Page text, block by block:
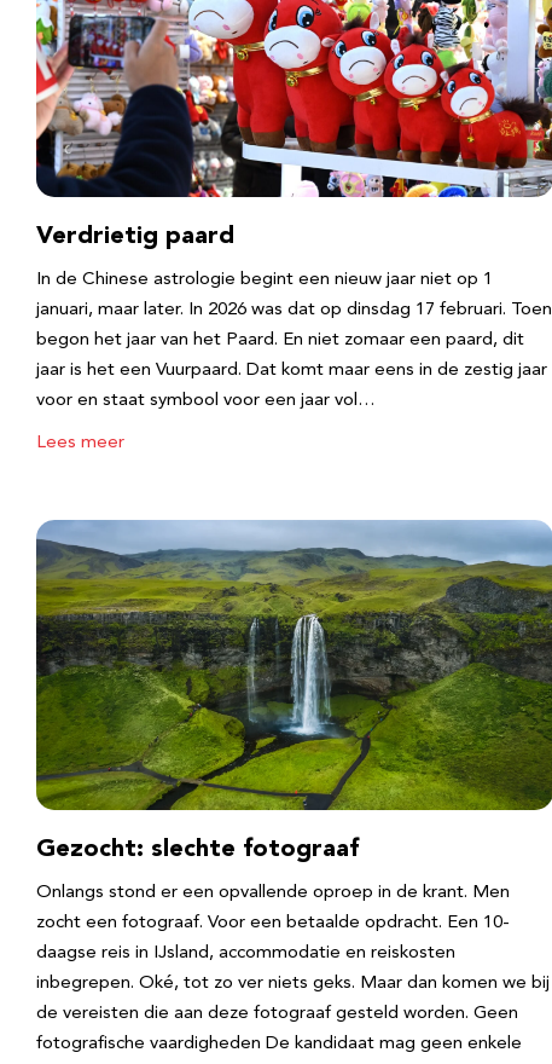
Verdrietig paard
In de Chinese astrologie begint een nieuw jaar niet op 1
januari, maar later. In 2026 was dat op dinsdag 17 februari. Toen
begon het jaar van het Paard. En niet zomaar een paard, dit
jaar is het een Vuurpaard. Dat komt maar eens in de zestig jaar
voor en staat symbool voor een jaar vol…
Lees meer
Gezocht: slechte fotograaf
Onlangs stond er een opvallende oproep in de krant. Men
zocht een fotograaf. Voor een betaalde opdracht. Een 10-
daagse reis in IJsland, accommodatie en reiskosten
inbegrepen. Oké, tot zo ver niets geks. Maar dan komen we bij
de vereisten die aan deze fotograaf gesteld worden. Geen
fotografische vaardigheden De kandidaat mag geen enkele